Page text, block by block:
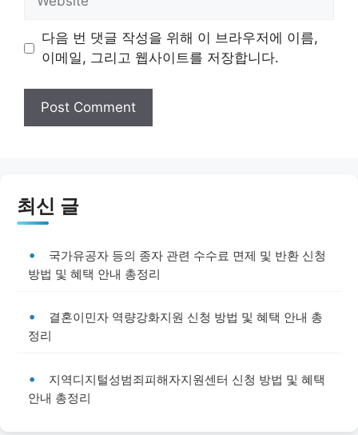
다음 번 댓글 작성을 위해 이 브라우저에 이름,
이메일, 그리고 웹사이트를 저장합니다.
최신 글
국가유공자 등의 종자 관련 수수료 면제 및 반환 신청
방법 및 혜택 안내 총정리
결혼이민자 역량강화지원 신청 방법 및 혜택 안내 총
정리
지역디지털성범죄피해자지원센터 신청 방법 및 혜택
안내 총정리